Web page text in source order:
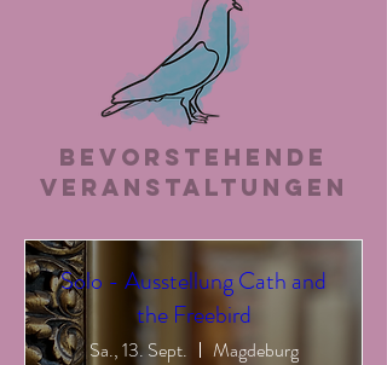
Bevorstehende
Veranstaltungen
Solo - Ausstellung Cath and
the Freebird
Sa., 13. Sept.
Magdeburg